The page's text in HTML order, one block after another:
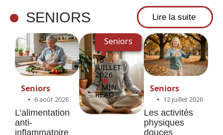
SENIORS Lire la suite
Seniors
6 août 2026
L’alimentation
anti-
inflammatoire
Seniors
16
JUILLET
2026
7 MIN
READ
Seniors
12 juillet 2026
Les activités
physiques
douces